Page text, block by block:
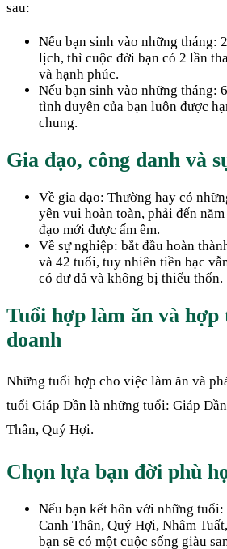
sau:
Nếu bạn sinh vào những tháng:
lịch, thì cuộc đời bạn có 2 lần
và hạnh phúc.
Nếu bạn sinh vào những tháng:
tình duyên của bạn luôn được
chung.
Gia đạo, công danh và
Về gia đạo: Thường hay có
yên vui hoàn toàn, phải đến
đạo mới được ấm êm.
Về sự nghiệp: bắt đầu hoàn
và 42 tuổi, tuy nhiên tiền bạc
có dư dả và không bị thiếu thốn.
Tuổi hợp làm ăn và hợp
doanh
Những tuổi hợp cho việc làm ăn và
tuổi Giáp Dần là những tuổi: Giáp
Thân, Quý Hợi.
Chọn lựa bạn đời phù
Nếu bạn kết hôn với những tuổi:
Canh Thân, Quý Hợi, Nhâm
bạn sẽ có một cuộc sống giàu